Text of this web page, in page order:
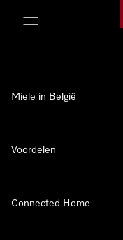
Miele in België
Voordelen
Connected Home